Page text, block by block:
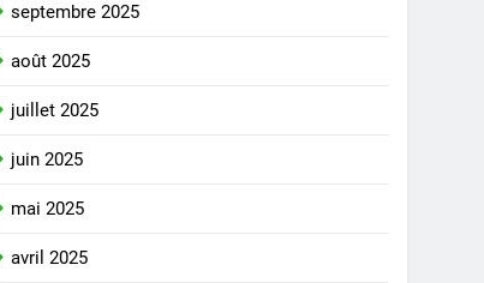
septembre 2025
août 2025
juillet 2025
juin 2025
mai 2025
avril 2025